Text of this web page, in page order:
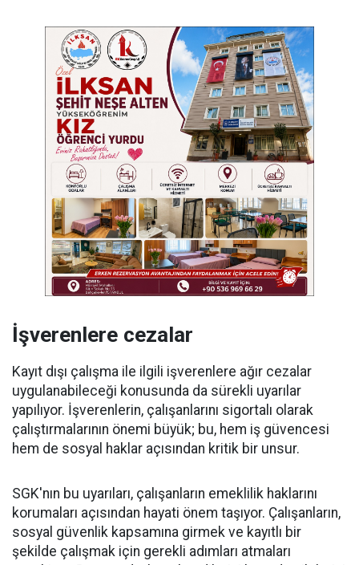
İşverenlere cezalar
Kayıt dışı çalışma ile ilgili işverenlere ağır cezalar
uygulanabileceği konusunda da sürekli uyarılar
yapılıyor. İşverenlerin, çalışanlarını sigortalı olarak
çalıştırmalarının önemi büyük; bu, hem iş güvencesi
hem de sosyal haklar açısından kritik bir unsur.
SGK'nın bu uyarıları, çalışanların emeklilik haklarını
korumaları açısından hayati önem taşıyor. Çalışanların,
sosyal güvenlik kapsamına girmek ve kayıtlı bir
şekilde çalışmak için gerekli adımları atmaları